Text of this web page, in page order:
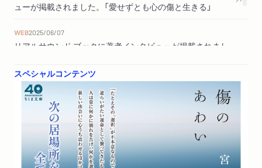
ューが掲載されました。「愛せずとも心の傷と生きる」
WEB2025/06/07
リアルサウンド ブックに著者インタビューが掲載されまし
科医・宮地尚子に聞く、“傷を抱えながら生きる”というこ
と」
スペシャルコンテンツ